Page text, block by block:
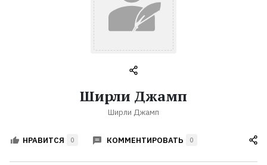
обсуждаемые
Авторы
Ширли Джамп
Ширли Джамп
НРАВИТСЯ 0 КОММЕНТИРОВАТЬ 0